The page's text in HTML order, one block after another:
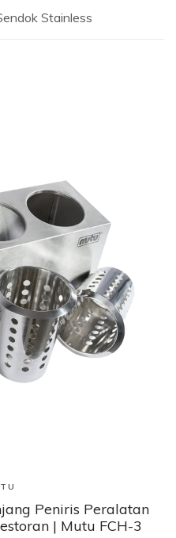
Stainless
Peniris Peralatan
| Mutu FCH-3